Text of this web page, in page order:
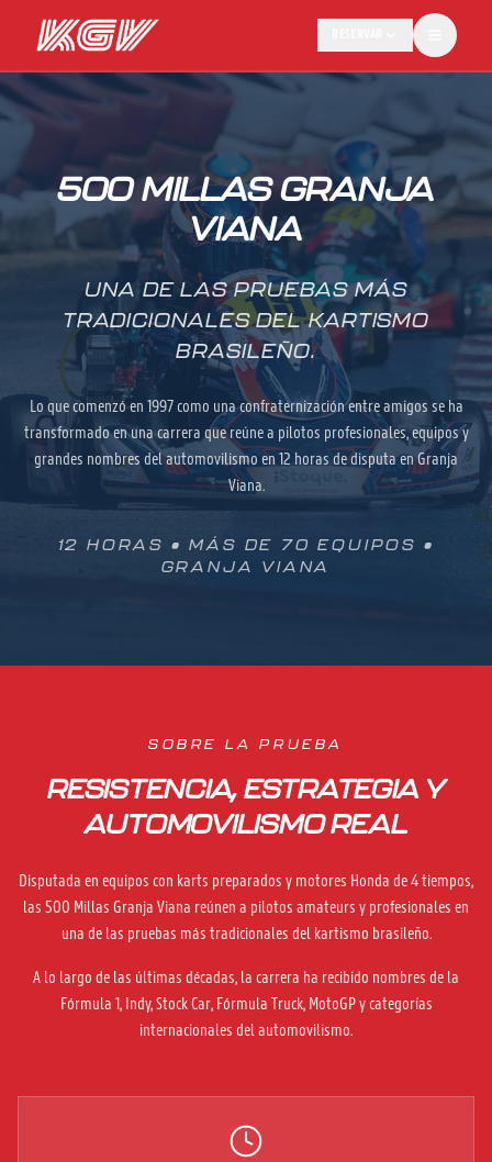
500 MILLAS GRANJA
VIANA
UNA DE LAS PRUEBAS MÁS
TRADICIONALES DEL KARTISMO
BRASILEÑO.
Lo que comenzó en 1997 como una confraternización entre amigos se ha
transformado en una carrera que reúne a pilotos profesionales, equipos y
grandes nombres del automovilismo en 12 horas de disputa en Granja
Viana.
12 HORAS • MÁS DE 70 EQUIPOS •
GRANJA VIANA
SOBRE LA PRUEBA
RESISTENCIA, ESTRATEGIA Y
AUTOMOVILISMO REAL
Disputada en equipos con karts preparados y motores Honda de 4 tiempos,
las 500 Millas Granja Viana reúnen a pilotos amateurs y profesionales en
una de las pruebas más tradicionales del kartismo brasileño.
A lo largo de las últimas décadas, la carrera ha recibido nombres de la
Fórmula 1, Indy, Stock Car, Fórmula Truck, MotoGP y categorías
internacionales del automovilismo.